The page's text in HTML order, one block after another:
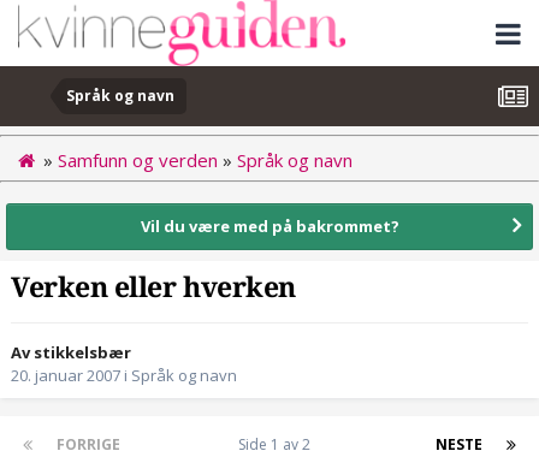
Språk og navn
» Samfunn og verden » Språk og navn
Vil du være med på bakrommet?
Verken eller hverken
Av stikkelsbær
20. januar 2007 i Språk og navn
FORRIGE NESTE
Side 1 av 2